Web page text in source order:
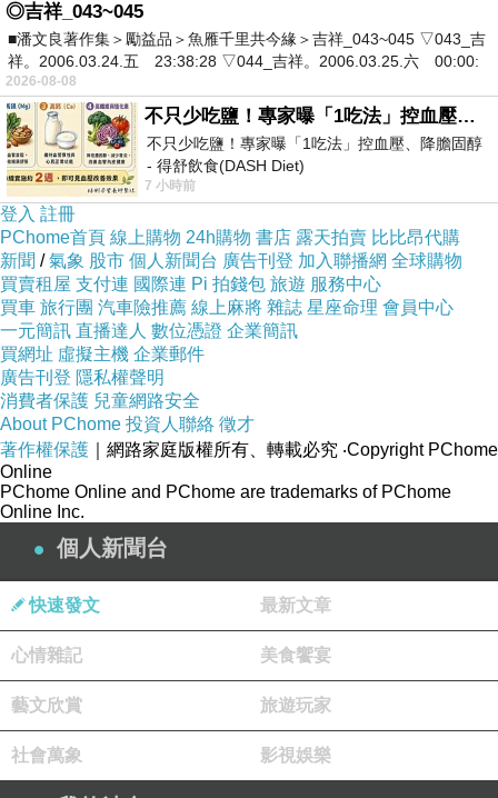
孩，我和我媽只差十九歲，上了國中因為理科不
會，而我媽一直和我們說家裡沒錢，所以不能念
私立學校只能念公立的，所以我放棄升學，讓我
哥唸，因為它考上建中，我爸也和我說，我把妳
養到十七、八，因該有能力養活自己，他十五歲
就出社會了，頓時我渴望離開家庭，總覺得離開
一切噩夢就會結束，每天看求職欄的廣告心裡盼
著會有奇蹟，果然皇天不負苦心人；求職欄寫
著，缺護士一名，學歷不拘，有無經驗均可，電
洽……….。我當然飛奔過去，第二天我和父親說，
我找到工作了我要去上班，我父親冷冷的回了一
句〝喔〞，就這樣開始了我自以為快樂的人生，
怎知〝工作〞也是一條漫長的旅程。
就這樣斷斷續續工作了十二年，噩夢終於來
了，〝醫藥分業〞，衛生署下令查照，被迫回去
避風頭，等了三個月，奇怪怎沒有通知上班？才
年，還會什麼？我放聲大哭，為什麼老天爺對我
這樣？我該何去何從？
人說：「屋漏偏逢連夜雨」，我父親去世了，
最小的妹妹在上國中和我差十六歲，這時我卻很
鎮定，唯一擔心是喪葬費。兄弟姊妹坐著相望，
因為大家都沒錢，我父親把所有現金都給了我最
◎吉祥_043~045
■潘文良著作集＞勵益品＞魚雁千里共今緣＞吉祥_043~045 ▽043_吉
祥。2006.03.24.五 23:38:28 ▽044_吉祥。2006.03.25.六 00:00:
2026-08-08
不只少吃鹽！專家曝「1吃法」控血壓、降膽固醇 - 得舒飲食(DASH Diet)
不只少吃鹽！專家曝「1吃法」控血壓、降膽固醇
- 得舒飲食(DASH Diet)
https://www.facebook.com/dietitiansophia/posts/
7 小時前
登入 註冊
PChome首頁 線上購物 24h購物 書店 露天拍賣 比比昂代購
新聞 /氣象 股市 個人新聞台 廣告刊登 加入聯播網 全球購物
買賣租屋 支付連 國際連 Pi 拍錢包 旅遊 服務中心
買車 旅行團 汽車險推薦 線上麻將 雜誌 星座命理 會員中心
一元簡訊 直播達人 數位憑證 企業簡訊
買網址 虛擬主機 企業郵件
廣告刊登 隱私權聲明
消費者保護 兒童網路安全
About PChome 投資人聯絡 徵才
著作權保護 ｜網路家庭版權所有、轉載必究 ‧Copyright PChome
Online
PChome Online and PChome are trademarks of PChome
Online Inc.
個人新聞台
快速發文 最新文章
心情雜記 美食饗宴
藝文欣賞 旅遊玩家
社會萬象 影視娛樂